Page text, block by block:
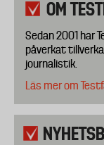
OM
Sedan 2001 har
påverkat
journalistik.
Läs mer om